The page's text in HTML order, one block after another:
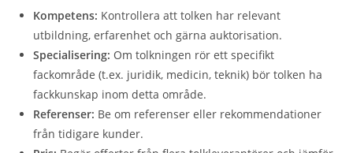
Kompetens: Kontrollera att tolken har relevant
utbildning, erfarenhet och gärna auktorisation.
Specialisering: Om tolkningen rör ett specifikt
fackområde (t.ex. juridik, medicin, teknik) bör tolken ha
fackkunskap inom detta område.
Referenser: Be om referenser eller rekommendationer
från tidigare kunder.